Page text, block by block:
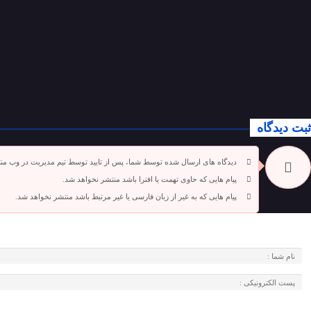
ثبت دیدگاه
دیدگاه های ارسال شده توسط شما، پس از تایید توسط تیم مدیریت در وب
پیام هایی که حاوی تهمت یا افترا باشد منتشر نخواهد شد.
پیام هایی که به غیر از زبان فارسی یا غیر مرتبط باشد منتشر نخواهد شد.